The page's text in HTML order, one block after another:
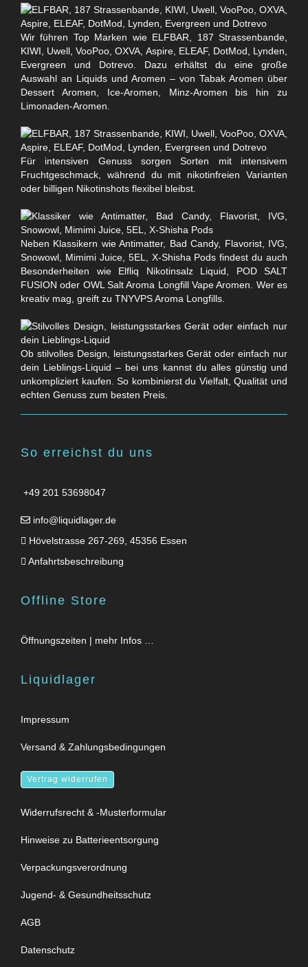
Wir führen Top Marken wie ELFBAR, 187 Strassenbande,
KIWI, Uwell, VooPoo, OXVA, Aspire, ELEAF, DotMod, Lynden,
Evergreen und Dotrevo. Dazu erhältst du eine große
Auswahl an Liquids und Aromen – von Tabak Aromen über
Dessert Aromen, Ice-Aromen, Minz-Aromen bis hin zu
Limonaden-Aromen.
Für intensiven Genuss sorgen Sorten mit intensivem
Fruchtgeschmack, während du mit nikotinfreien Varianten
oder billigen Nikotinshots flexibel bleibst.
Neben Klassikern wie Antimatter, Bad Candy, Flavorist, IVG,
Snowowl, Mimimi Juice, 5EL, X-Shisha Pods findest du auch
Besonderheiten wie Elfliq Nikotinsalz Liquid, POD SALT
FUSION oder OWL Salt Aroma Longfill Vape Aromen. Wer es
kreativ mag, greift zu TNYVPS Aroma Longfills.
Ob stilvolles Design, leistungsstarkes Gerät oder einfach nur
dein Lieblings-Liquid – bei uns kannst du alles günstig und
unkompliziert kaufen. So kombinierst du Vielfalt, Qualität und
echten Genuss zum besten Preis.
So erreichst du uns
+49 201 53698047
info@liquidlager.de
Hövelstrasse 267-269, 45356 Essen
Anfahrtsbeschreibung
Offline Store
Öffnungszeiten | mehr Infos …
Liquidlager
Impressum
Versand & Zahlungsbedingungen
Vertrag widerrufen
Widerrufsrecht & -Musterformular
Hinweise zu Batterieentsorgung
Verpackungsverordnung
Jugend- & Gesundheitsschutz
AGB
Datenschutz